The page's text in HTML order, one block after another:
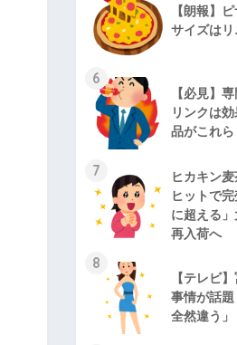
【朗報】
サイズはリ
6
【必見】
リンクは
品がこれら
7
ヒカキン
ヒットで
に超える
再入荷へ
8
【テレビ
事情が話
全然違う」